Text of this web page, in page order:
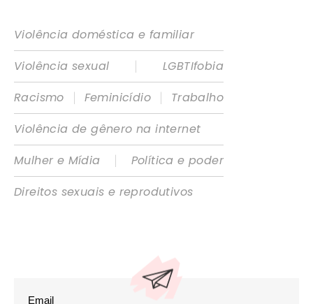
Violência doméstica e familiar
Violência sexual
|
LGBTIfobia
Racismo
| Feminicídio |
Trabalho
Violência de gênero na internet
Mulher e Mídia
|
Política e poder
Direitos sexuais e reprodutivos